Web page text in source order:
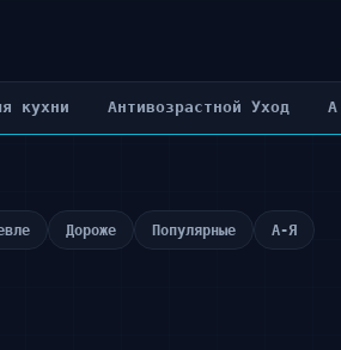
кухни Антивозрастной Уход
Дороже Популярные А-Я